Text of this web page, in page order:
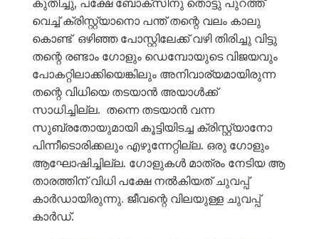
വെച്ച് ക്രിസ്റ്റ്യാനൊ പന്ത് തന്റെ വലം കാലു
കൊണ്ട് ഒഴിഞ്ഞ പോസ്റ്റിലേക്ക് വഴി തിരിച്ചു വിട്ടു
തന്റെ രണ്ടാം ഗോളും ഡെമ്പോയുടെ വിജയവും
പോകറ്റിലാക്കിയെങ്കിലും അനിവാര്യമായിരുന്ന
തന്റെ വിധിയെ തടയാൻ അയാൾക്ക്
സാധിച്ചില്ല. തന്നെ തടയാൻ വന്ന
സുബ്രതോയുമായി കൂട്ടിയിടച്ച ക്രിസ്റ്റ്യാനോ
പിന്നീടൊരിക്കലും എഴുന്നേറ്റില്ല. ഒരു ഗോളും
ആഘോഷിച്ചില്ല. ഗോളുകൾ മാത്രം നേടിയ ആ
താരത്തിന് വിധി പക്ഷേ നൽകിയത് ചുവപ്പ്
കാർഡായിരുന്നു. ജീവന്റെ വിലയുള്ള ചുവപ്പ്
കാർഡ്.